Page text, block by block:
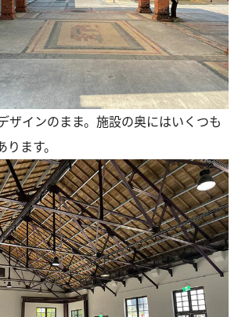
ザインのまま。施設の奥にはいくつも
ます。